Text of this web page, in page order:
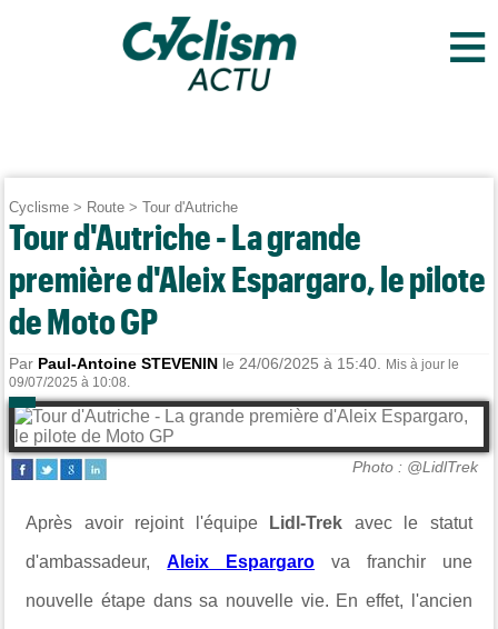
≡
Cyclisme > Route >Tour d'Autriche
Tour d'Autriche - La grande
première d'Aleix Espargaro, le pilote
de Moto GP
Par Paul-Antoine STEVENIN le 24/06/2025 à 15:40.
Mis à jour le
09/07/2025 à 10:08.
Photo : @LidlTrek
Après avoir rejoint l'équipe Lidl-Trek avec le statut
d'ambassadeur,Aleix Espargaro va franchir une
nouvelle étape dans sa nouvelle vie. En effet, l'ancien